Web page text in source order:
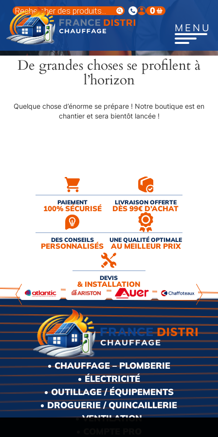
contenu
principal
Recherche
de
produits
0
MENU
De grandes choses se profilent à
l’horizon
Quelque chose d’énorme se prépare ! Notre boutique est en
chantier et sera bientôt lancée !
PAIEMENT
100% SÉCURISÉ
LIVRAISON OFFERTE
DÈS 99€ D’ACHAT
DES CONSEILS
PERSONNALISÉS
UNE QUALITÉ OPTIMALE
AU MEILLEUR PRIX
DEVIS
& INSTALLATION
CHAUFFAGE – PLOMBERIE
ÉLECTRICITÉ
OUTILLAGE / ÉQUIPEMENTS
DROGUERIE / QUINCAILLERIE
VENTILATION